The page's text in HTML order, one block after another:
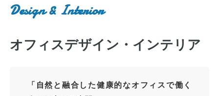
Design & Interior
オフィスデザイン・インテリア
「自然と融合した健康的なオフィスで働く